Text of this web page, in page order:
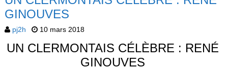
GINOUVES
pj2h 10 mars 2018
UN CLERMONTAIS CÉLÈBRE : RENÉ
GINOUVES